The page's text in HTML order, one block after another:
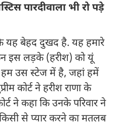
पारदीवाला भी रो पड़े
यह बेहद दुखद है. यह हमारे
इस लड़के (हरीश) को यूं
उस स्टेज में है, जहां हमें
कोर्ट ने हरीश राणा के
ने कहा कि उनके परिवार ने
से प्यार करने का मतलब